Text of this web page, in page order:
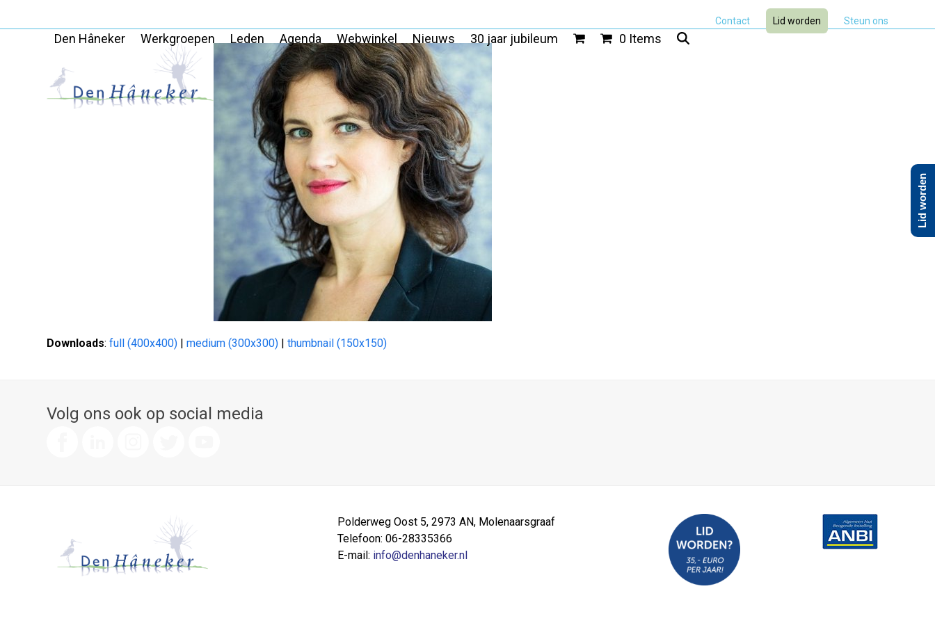
Contact Lid worden Steun ons
Den Hâneker Werkgroepen Leden Agenda Webwinkel Nieuws 30 jaar jubileum 0 Items
Downloads:full (400x400) |medium (300x300) |thumbnail (150x150)
Volg ons ook op social media
Polderweg Oost 5, 2973 AN, Molenaarsgraaf
Telefoon: 06-28335366
E-mail: info@denhaneker.nl
Lid worden